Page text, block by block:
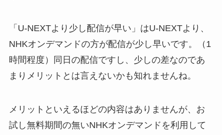
「U-NEXTより少し配信が早い」はU-NEXTより、
NHKオンデマンドの方が配信が少し早いです。（1
時間程度）同日の配信ですし、少しの差なのであ
まりメリットとは言えないかも知れませんね。
メリットといえるほどの内容はありませんが、お
試し無料期間の無いNHKオンデマンドを利用して